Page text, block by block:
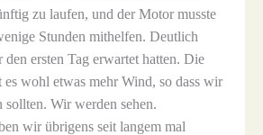
zu laufen, und der Motor musste
Stunden mithelfen. Deutlich
ersten Tag erwartet hatten. Die
es wohl etwas mehr Wind, so dass wir
sollten. Wir werden sehen.
wir übrigens seit langem mal